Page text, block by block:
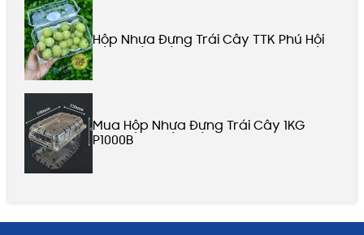
Hộp Nhựa Đựng Trái Cây TTK Phú Hội
Mua Hộp Nhựa Đựng Trái Cây 1KG
P1000B